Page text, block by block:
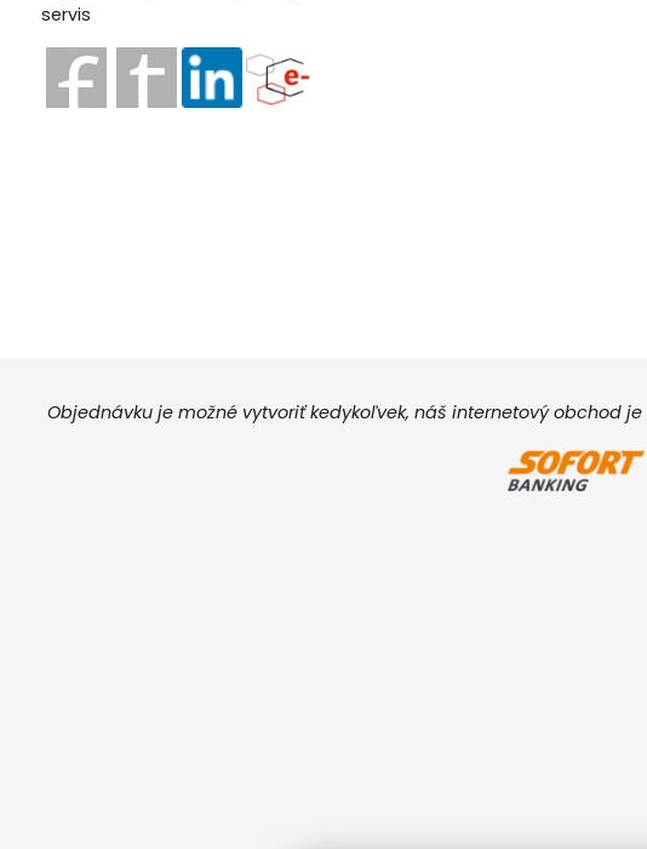
servis
Objednávku je možné vytvoriť kedykoľvek, náš internetový obchod